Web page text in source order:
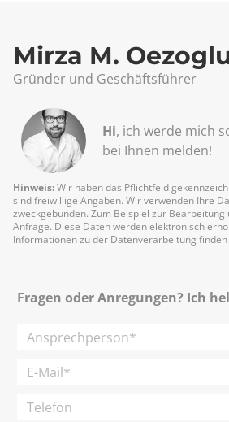
Mirza M.
Gründer und Geschäftsführer
Hi, ich werde mich
bei Ihnen melden!
Hinweis:Wir haben das Pflichtfeld
sind freiwillige Angaben. Wir verwenden Ihre
zweckgebunden. Zum Beispiel zur
Anfrage. Diese Daten werden elektronisch
Informationen zu der Datenverarbeitung finden
Fragen oder Anregungen? Ich